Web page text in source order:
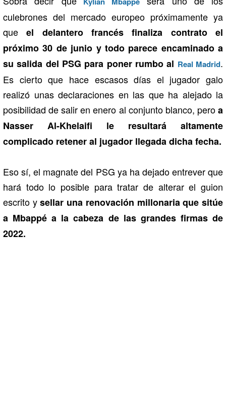
culebrones del mercado europeo próximamente ya
queel delantero francés finaliza contrato el
próximo 30 de junio y todo parece encaminado a
su salida del PSG para poner rumbo al Real Madrid.
Es cierto que hace escasos días el jugador galo
realizó unas declaraciones en las que ha alejado la
posibilidad de salir en enero al conjunto blanco, peroa
Nasser Al-Khelaifi le resultará altamente
complicado retener al jugador llegada dicha fecha.
Eso sí, el magnate del PSG ya ha dejado entrever que
hará todo lo posible para tratar de alterar el guion
escrito ysellar una renovación millonaria que sitúe
a Mbappé a la cabeza de las grandes firmas de
2022.